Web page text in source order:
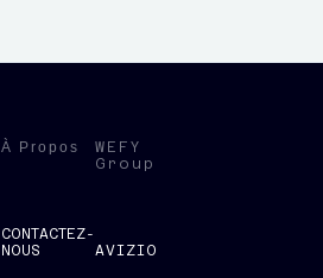
À Propos
CONTACTEZ-
NOUS
WEFY
Group
AVIZIO